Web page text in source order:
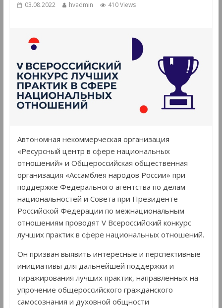
03.08.2022 hvadmin 410 Views
Автономная некоммерческая организация
«Ресурсный центр в сфере национальных
отношений» и Общероссийская общественная
организация «Ассамблея народов России» при
поддержке Федерального агентства по делам
национальностей и Совета при Президенте
Российской Федерации по межнациональным
отношениям проводят V Всероссийский конкурс
лучших практик в сфере национальных отношений.
Он призван выявить интересные и перспективные
инициативы для дальнейшей поддержки и
тиражирования лучших практик, направленных на
упрочение общероссийского гражданского
самосознания и духовной общности